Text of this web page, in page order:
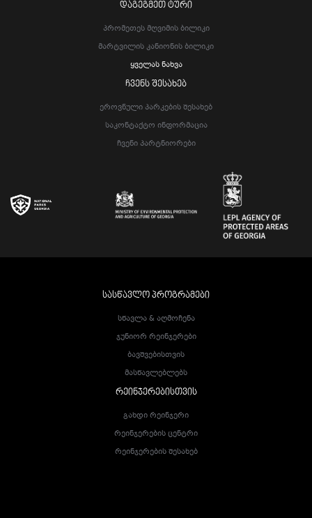
ᲓᲐᲒᲔᲒᲛᲔᲗ ᲢᲣᲠᲘ
Პრომეთეს Მღვიმის Ბილიკი
Მარტვილის Კანიონის Ბილიკი
Ყველას Ნახვა
ᲩᲕᲔᲜᲡ ᲨᲔᲡᲐᲮᲔᲑ
Ეროვნული Პარკების Შესახებ
Საკონტაქტო Ინფორმაცია
Ჩვენი Პარტნიორები
ᲡᲐᲡᲬᲐᲕᲚᲝ ᲞᲠᲝᲒᲠᲐᲛᲔᲑᲘ
Სწავლა & Აღმოჩენა
Ჯუნიორ Რეინჯერები
Ბავშვებისთვის
Მასწავლებლებს
ᲠᲔᲘᲜᲯᲔᲠᲔᲑᲘᲡᲗᲕᲘᲡ
Გახდი Რეინჯერი
Რეინჯერების Ცენტრი
Რეინჯერების Შესახებ